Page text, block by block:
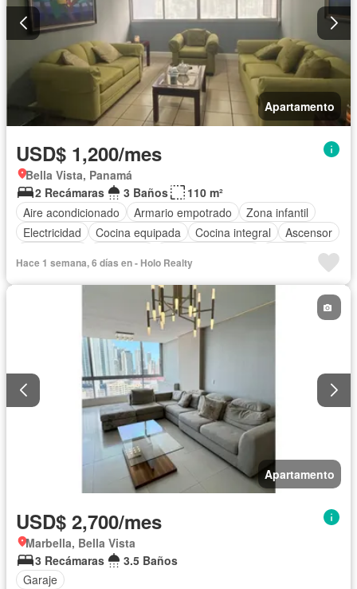
Apartamento
USD$ 1,200/mes
Bella Vista, Panamá
2 Recámaras
3 Baños
110 m²
Aire acondicionado
Armario empotrado
Zona infantil
Electricidad
Cocina equipada Cocina integral
Ascensor
Agua
Hace 1 semana, 6 días en - Holo Realty
Apartamento
USD$ 2,700/mes
Marbella, Bella Vista
3 Recámaras
3.5 Baños
Garaje